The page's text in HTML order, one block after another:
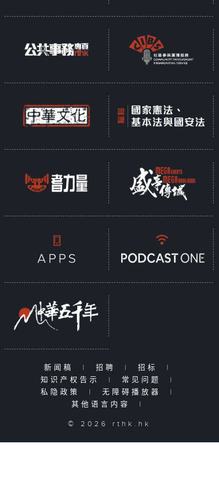
新闻稿 | 招聘 | 招标
|
知识产权告示
| 常见问题
|
私隐政策
| 无障碍播放器
|
其他语言内容
|
© 2026 rthk.hk